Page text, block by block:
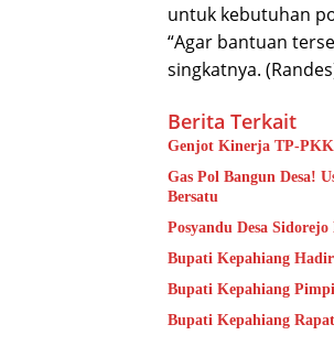
untuk kebutuhan
“Agar bantuan
singkatnya.
Berita Terkait
Genjot Kinerja TP-
Gas Pol Bangun Desa!
Bersatu
Posyandu Desa
Bupati Kepahiang
Bupati Kepahiang
Bupati Kepahiang